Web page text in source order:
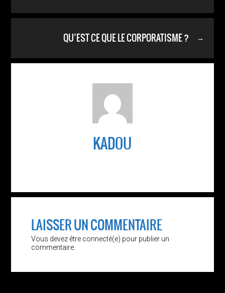
L’HONNEUR DE NOS PÊCHEURS →
QU’EST CE QUE LE CORPORATISME ?
KADOU
LAISSER UN COMMENTAIRE
Vous devez être connecté(e) pour publier un
commentaire.